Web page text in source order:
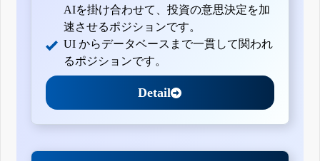
AIを掛け合わせて、投資の意思決定を加
速させるポジションです。
UI からデータベースまで一貫して関われ
るポジションです。
Detail